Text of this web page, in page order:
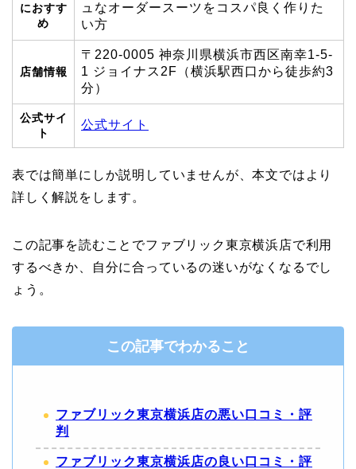
におすす
め
ュなオーダースーツをコスパ良く作りた
い方
店舗情報
〒220-0005 神奈川県横浜市西区南幸1-5-
1 ジョイナス2F（横浜駅西口から徒歩約3
分）
公式サイ
ト
公式サイト
表では簡単にしか説明していませんが、本文ではより
詳しく解説をします。
この記事を読むことでファブリック東京横浜店で利用
するべきか、自分に合っているの迷いがなくなるでし
ょう。
この記事でわかること
ファブリック東京横浜店の悪い口コミ・評
判
ファブリック東京横浜店の良い口コミ・評